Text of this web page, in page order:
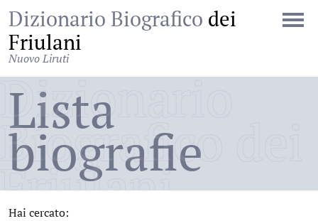
Dizionario Biografico dei
Friulani
Nuovo Liruti
Dizionario
Biografico dei
Friulani
Lista
biografie
Hai cercato: